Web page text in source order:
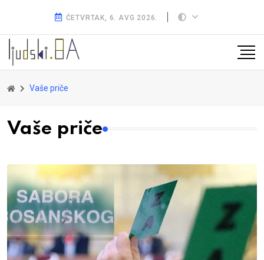
ČETVRTAK, 6. AVG 2026.
Vaše priče
Vaše priče